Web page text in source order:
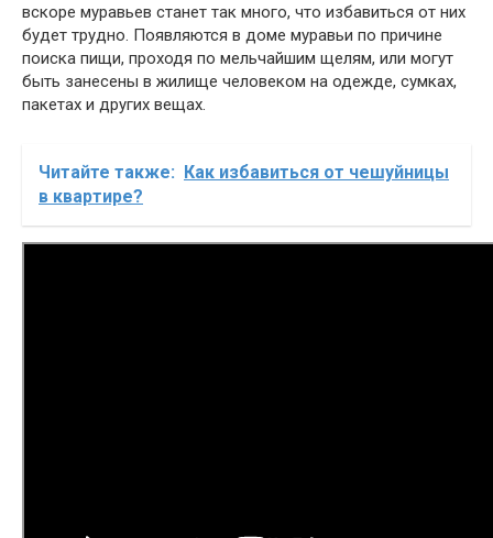
вскоре муравьев станет так много, что избавиться от них
будет трудно. Появляются в доме муравьи по причине
поиска пищи, проходя по мельчайшим щелям, или могут
быть занесены в жилище человеком на одежде, сумках,
пакетах и других вещах.
Читайте также: Как избавиться от чешуйницы
в квартире?